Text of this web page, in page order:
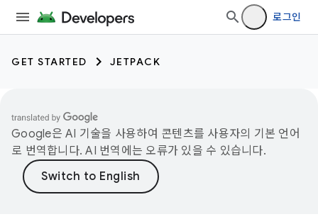
로그인
GET STARTED JETPACK
Google은 AI 기술을 사용하여 콘텐츠를 사용자의 기본 언어
로 번역합니다. AI 번역에는 오류가 있을 수 있습니다.